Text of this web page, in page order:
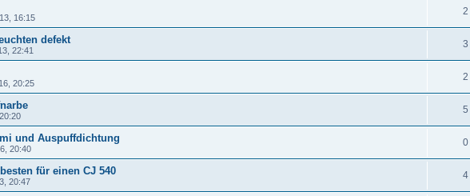
16:15
2
defekt
22:41
3
20:25
2
5
und Auspuffdichtung
20:40
0
für einen CJ 540
20:47
4